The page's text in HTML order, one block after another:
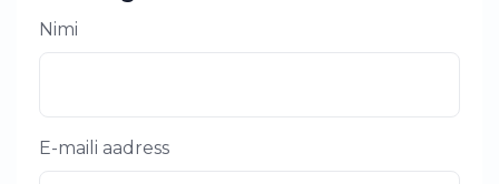
Nimi
E-maili aadress